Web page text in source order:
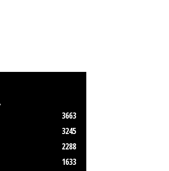
3663
3245
2288
1633